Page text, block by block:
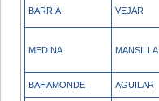
BARRIA VEJAR
MEDINA MANSILLA
BAHAMONDE AGUILAR